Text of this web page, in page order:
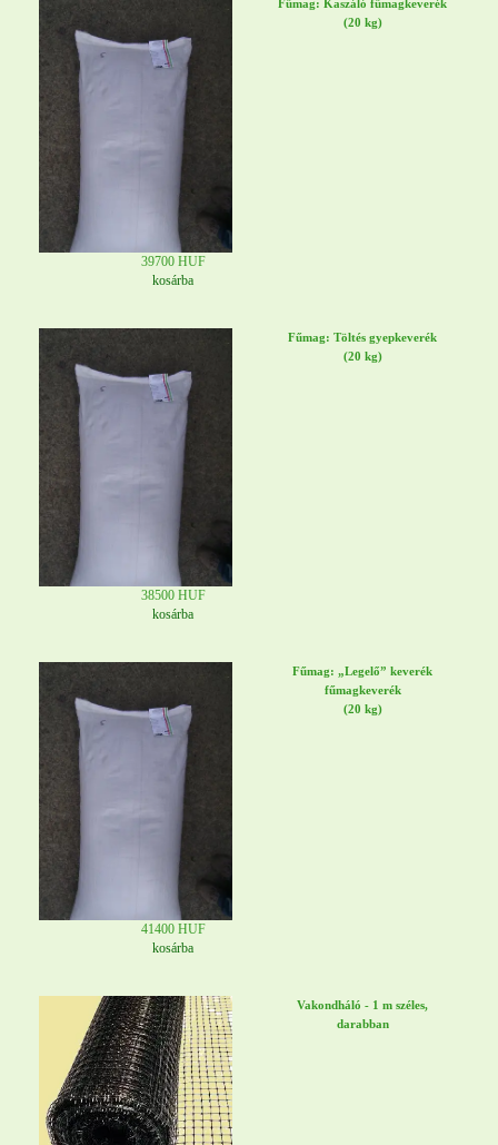
Fűmag: Kaszáló fűmagkeverék
(20 kg)
39700 HUF
kosárba
Fűmag: Töltés gyepkeverék
(20 kg)
38500 HUF
kosárba
Fűmag: „Legelő” keverék
fűmagkeverék
(20 kg)
41400 HUF
kosárba
Vakondháló - 1 m széles,
darabban